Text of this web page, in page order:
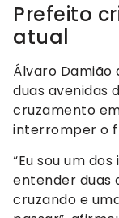
Prefeito
atual
Álvaro Damião
duas avenidas
cruzamento
interromper o
“Eu sou um
entender duas
cruzando e